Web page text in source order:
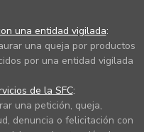
una entidad vigilada:
una queja por productos
por una entidad vigilada
de la SFC:
una petición, queja,
denuncia o felicitación con